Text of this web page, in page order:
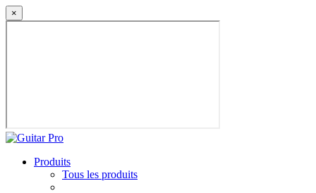
×
Produits
Tous les produits